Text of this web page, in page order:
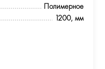
Полимерное
1200, мм